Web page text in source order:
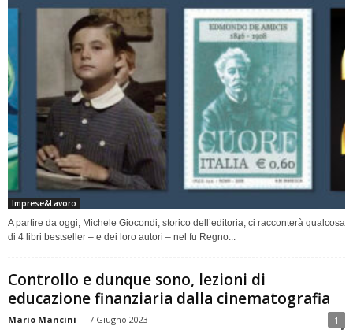
Imprese&Lavoro
A partire da oggi, Michele Giocondi, storico dell’editoria, ci racconterà qualcosa
di 4 libri bestseller – e dei loro autori – nel fu Regno...
Controllo e dunque sono, lezioni di
educazione finanziaria dalla cinematografia
Mario Mancini - 7 Giugno 2023 1